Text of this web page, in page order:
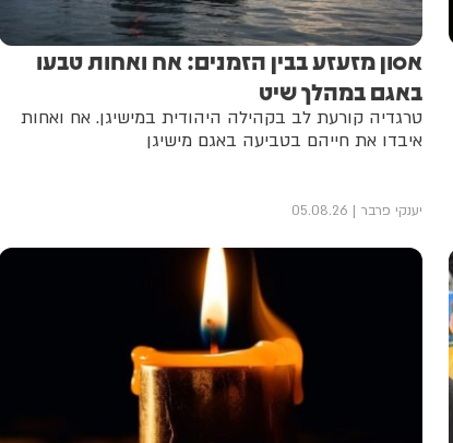
אסון מזעזע בבין הזמנים: אח ואחות טבעו
באגם במהלך שיט
טרגדיה קורעת לב בקהילה היהודית במישיגן. אח ואחות
איבדו את חייהם בטביעה באגם מישיגן
יענקי פרבר 05.08.26